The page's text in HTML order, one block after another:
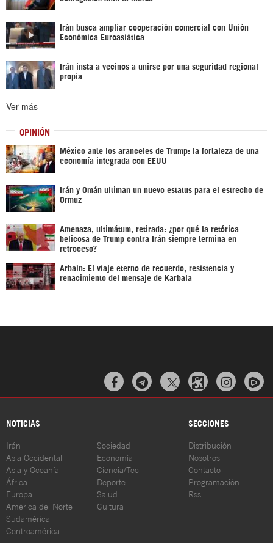
Irán busca ampliar cooperación comercial con Unión
Económica Euroasiática
Irán insta a vecinos a unirse por una seguridad regional
propia
Ver más
OPINIÓN
México ante los aranceles de Trump: la fortaleza de una
economía integrada con EEUU
Irán y Omán ultiman un nuevo estatus para el estrecho de
Ormuz
Amenaza, ultimátum, retirada: ¿por qué la retórica
belicosa de Trump contra Irán siempre termina en
retroceso?
Arbaín: El viaje eterno de recuerdo, resistencia y
renacimiento del mensaje de Karbala
  
NOTICIAS SECCIONES
Irán
Asia Occidental
Asia y Oceanía
África
Europa
América del Norte
Sudamérica
Centroamérica
Sociedad
Economía
Ciencia/Tec
Deporte
Salud
Cultura
Distribución
Nosotros
Contacto
Programación
Rss